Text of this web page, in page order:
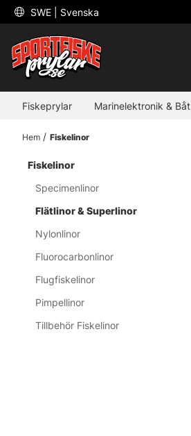
SWE | Svenska
Fiskeprylar Marinelektronik & Båt
Hem Fiskelinor
Fiskelinor
Specimenlinor
Flätlinor & Superlinor
Nylonlinor
Fluorocarbonlinor
Flugfiskelinor
Pimpellinor
Tillbehör Fiskelinor